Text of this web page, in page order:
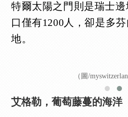
特爾太陽之門則是瑞士
口僅有1200人，卻是多
地。
（圖/
艾格勒，葡萄藤蔓的海洋